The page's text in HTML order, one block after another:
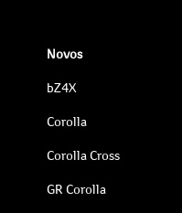
Novos
bZ4X
Corolla
Corolla Cross
GR Corolla